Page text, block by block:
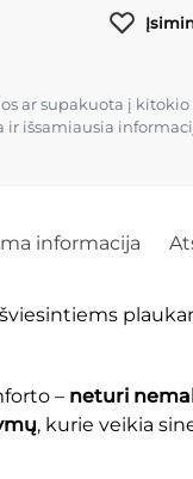
ar supakuota į
išsamiausia
informacija
– neturi
, kurie veikia